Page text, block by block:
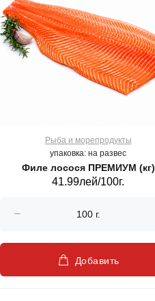
Рыба и морепродукты
упаковка: на развес
Филе лосося ПРЕМИУМ (кг)
41.99лей/100г.
Добавить